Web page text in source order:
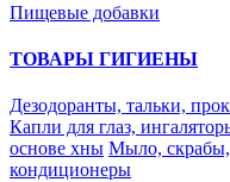
Пищевые добавки
ТОВАРЫ ГИГИЕНЫ
Дезодоранты, тальки,
Капли для глаз,
основе хны Мыло, скрабы,
кондиционеры